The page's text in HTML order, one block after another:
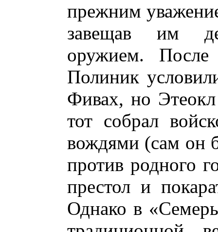
прежним
завещав им
оружием.
Полиник
Фивах, но
тот собрал
вождями (сам он
против родного
престол и
Однако в